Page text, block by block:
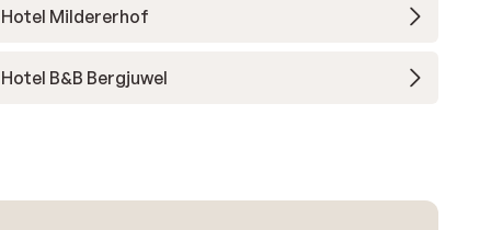
Hotel Mildererhof
Hotel B&B Bergjuwel